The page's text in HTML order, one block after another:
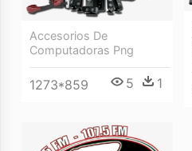
Accesorios De
Computadoras Png
1273*859 5 1